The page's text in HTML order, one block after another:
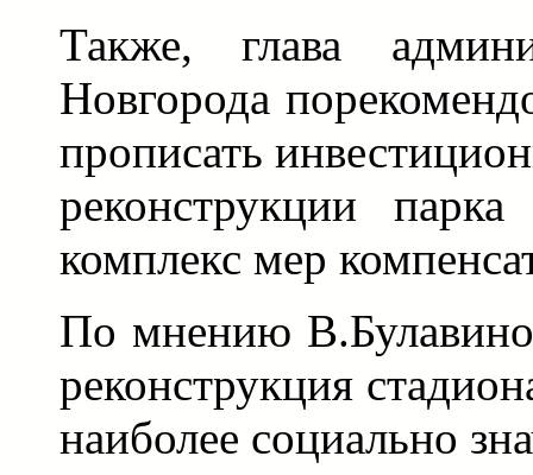
Также, глава
Новгорода
прописать
реконструкции
комплекс мер
По мнению
реконструкция
наиболее социально